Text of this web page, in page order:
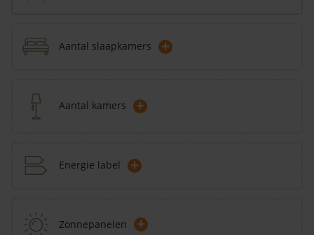
Aantal slaapkamers +
Aantal kamers +
Energie label +
Zonnepanelen +